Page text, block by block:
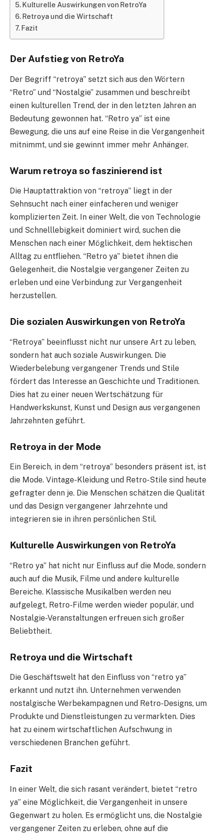
Kulturelle Auswirkungen von RetroYa
Retroya und die Wirtschaft
Fazit
Der Aufstieg von RetroYa
Der Begriff “retroya” setzt sich aus den Wörtern
“Retro” und “Nostalgie” zusammen und beschreibt
einen kulturellen Trend, der in den letzten Jahren an
Bedeutung gewonnen hat. “Retro ya” ist eine
Bewegung, die uns auf eine Reise in die Vergangenheit
mitnimmt, und sie gewinnt immer mehr Anhänger.
Warum retroya so faszinierend ist
Die Hauptattraktion von “retroya” liegt in der
Sehnsucht nach einer einfacheren und weniger
komplizierten Zeit. In einer Welt, die von Technologie
und Schnelllebigkeit dominiert wird, suchen die
Menschen nach einer Möglichkeit, dem hektischen
Alltag zu entfliehen. “Retro ya” bietet ihnen die
Gelegenheit, die Nostalgie vergangener Zeiten zu
erleben und eine Verbindung zur Vergangenheit
herzustellen.
Die sozialen Auswirkungen von RetroYa
“Retroya” beeinflusst nicht nur unsere Art zu leben,
sondern hat auch soziale Auswirkungen. Die
Wiederbelebung vergangener Trends und Stile
fördert das Interesse an Geschichte und Traditionen.
Dies hat zu einer neuen Wertschätzung für
Handwerkskunst, Kunst und Design aus vergangenen
Jahrzehnten geführt.
Retroya in der Mode
Ein Bereich, in dem “retroya” besonders präsent ist, ist
die Mode. Vintage-Kleidung und Retro-Stile sind heute
gefragter denn je. Die Menschen schätzen die Qualität
und das Design vergangener Jahrzehnte und
integrieren sie in ihren persönlichen Stil.
Kulturelle Auswirkungen von RetroYa
“Retro ya” hat nicht nur Einfluss auf die Mode, sondern
auch auf die Musik, Filme und andere kulturelle
Bereiche. Klassische Musikalben werden neu
aufgelegt, Retro-Filme werden wieder populär, und
Nostalgie-Veranstaltungen erfreuen sich großer
Beliebtheit.
Retroya und die Wirtschaft
Die Geschäftswelt hat den Einfluss von “retro ya”
erkannt und nutzt ihn. Unternehmen verwenden
nostalgische Werbekampagnen und Retro-Designs, um
Produkte und Dienstleistungen zu vermarkten. Dies
hat zu einem wirtschaftlichen Aufschwung in
verschiedenen Branchen geführt.
Fazit
In einer Welt, die sich rasant verändert, bietet “retro
ya” eine Möglichkeit, die Vergangenheit in unsere
Gegenwart zu holen. Es ermöglicht uns, die Nostalgie
vergangener Zeiten zu erleben, ohne auf die